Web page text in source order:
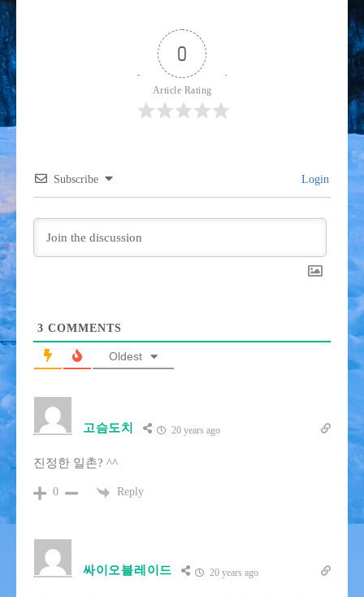
0
Article Rating
Subscribe Login
3 COMMENTS
Oldest
고슴도치 20 years ago
진정한 일촌? ^^
0 Reply
싸이오블레이드 20 years ago